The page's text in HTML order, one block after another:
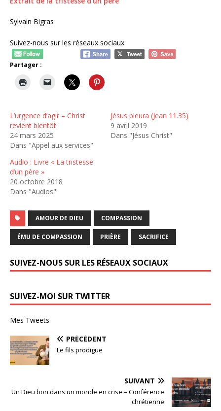
Sylvain Bigras
Suivez-nous sur les réseaux sociaux
Partager :
L’urgence d’agir – Christ
revient bientôt
24 mars 2025
Dans "Appel aux services"
Jésus pleura (Jean 11.35)
9 avril 2019
Dans "Jésus Christ"
Audio : Livre « La tristesse
d’un père »
20 octobre 2018
Dans "Audios"
AMOUR DE DIEU COMPASSION
ÉMU DE COMPASSION PRIÈRE SACRIFICE
SUIVEZ-NOUS SUR LES RÉSEAUX SOCIAUX
SUIVEZ-MOI SUR TWITTER
Mes Tweets
PRÉCÉDENT
Le fils prodigue
SUIVANT
Un Dieu bon dans un monde en crise – Conférence
chrétienne